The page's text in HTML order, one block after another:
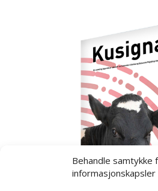
Behandle samtykke
informasjonskapsler